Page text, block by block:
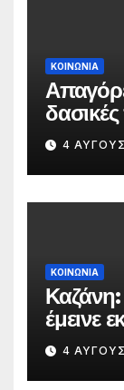
ΚΟΙΝΩΝΙΑ
πολύ
4
ΚΟΙΝΩΝΙΑ
Καζάνη:
έμεινε
4